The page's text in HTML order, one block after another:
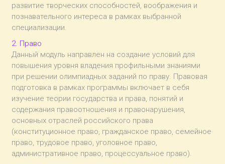
развитие творческих способностей, воображения и
познавательного интереса в рамках выбранной
специализации.
2. Право
Данный модуль направлен на создание условий для
повышения уровня владения профильными знаниями
при решении олимпиадных заданий по праву. Правовая
подготовка в рамках программы включает в себя
изучение теории государства и права, понятий и
содержания правоотношения и правонарушения,
основных отраслей российского права
(конституционное право, гражданское право, семейное
право, трудовое право, уголовное право,
административное право, процессуальное право).